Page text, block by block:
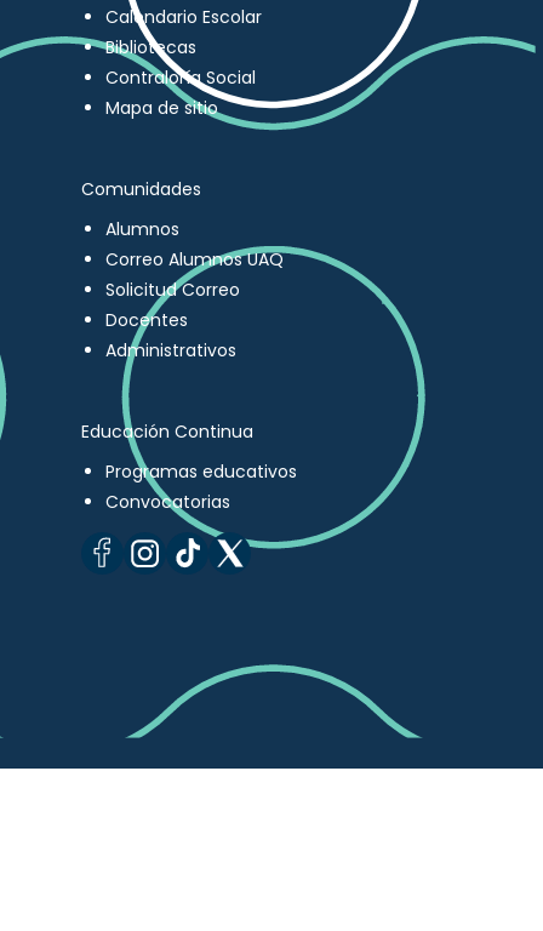
Calendario Escolar
Bibliotecas
Contraloría Social
Mapa de sitio
Comunidades
Alumnos
Correo Alumnos UAQ
Solicitud Correo
Docentes
Administrativos
Educación Continua
Programas educativos
Convocatorias